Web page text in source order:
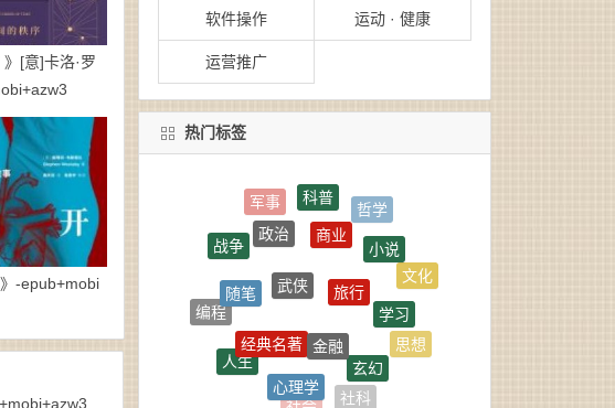
》[意]卡洛·罗
》-epub+mobi
软件操作 运动 · 健康
运营推广
热门标签
科普
战争
政治
商业
小说
文化
编程
武侠
旅行
学习
思想
言情
思维
人生
经典名著
金融
社科
社会
心理学